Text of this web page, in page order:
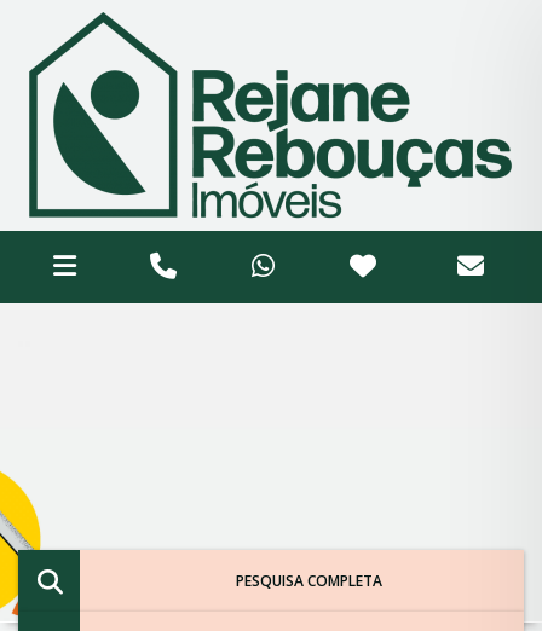
PESQUISA COMPLETA